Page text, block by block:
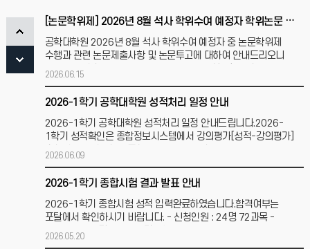
[논문학위제] 2026년 8월 석사 학위수여 예정자 학위논문 제출 안내
공학대학원 2026년 8월 석사 학위수여 예정자 중 논문학위제
수행과 관련 논문제출사항 및 논문투고에 대하여 안내드리오니
기간 내 제출하여 주시기 바랍니다.가. 논문 석사학위 수여
2026.06.15
2026-1학기 공학대학원 성적처리 일정 안내
2026-1학기 공학대학원 성적처리 일정 안내드립니다.2026-
1학기 성적확인은 종합정보시스템에서 강의평가[성적-강의평가]
후확정전 성적조회를 통해 2026. 6. 30.(화)까지
2026.06.09
2026-1학기 종합시험 결과 발표 안내
2026-1학기 종합시험 성적 입력완료하였습니다.합격여부는
포탈에서 확인하시기 바랍니다. - 신청인원 : 24명 72과목 -
응시인원 : 24명 72과목 (결시없음) -
2026.05.20